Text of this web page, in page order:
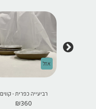
אזל
רביעייה כפרית - קווים
₪360